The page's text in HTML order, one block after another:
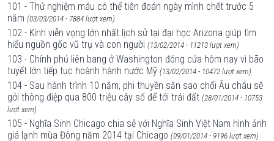
101 - Thử nghiệm máu có thể tiên đoán ngày mình chết trước 5
năm (03/03/2014 - 7884 lượt xem)
102 - Kính viễn vọng lớn nhất lịch sử tại đại học Arizona giúp tìm
hiểu nguồn gốc vũ trụ và con người (13/02/2014 - 11213 lượt xem)
103 - Chính phủ liên bang ở Washington đóng cửa hôm nay vì bão
tuyết lớn tiếp tục hoành hành nước Mỹ (13/02/2014 - 10472 lượt xem)
104 - Sau hành trình 10 năm, phi thuyền săn sao chổi Âu châu sẽ
gởi thông điệp qua 800 triệu cây số để tới trái đất (28/01/2014 - 10753
lượt xem)
105 - Nghĩa Sinh Chicago chia sẻ với Nghĩa Sinh Việt Nam hình ảnh
giá lạnh mùa Đông năm 2014 tại Chicago (09/01/2014 - 9196 lượt xem)